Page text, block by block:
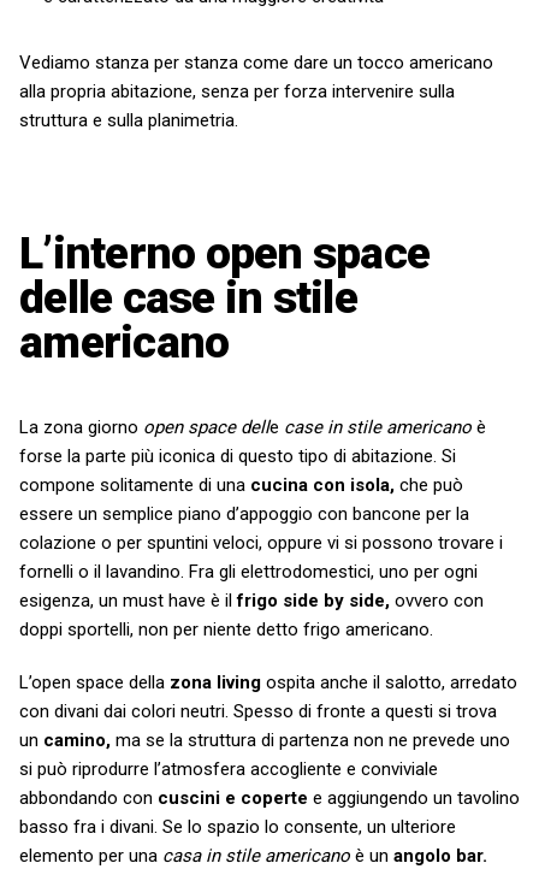
Vediamo stanza per stanza come dare un tocco americano
alla propria abitazione, senza per forza intervenire sulla
struttura e sulla planimetria.
L’interno open space
delle case in stile
americano
La zona giorno open space delle case in stile americano è
forse la parte più iconica di questo tipo di abitazione. Si
compone solitamente di una cucina con isola, che può
essere un semplice piano d’appoggio con bancone per la
colazione o per spuntini veloci, oppure vi si possono trovare i
fornelli o il lavandino. Fra gli elettrodomestici, uno per ogni
esigenza, un must have è ilfrigo side by side, ovvero con
doppi sportelli, non per niente detto frigo americano.
L’open space della zona living ospita anche il salotto, arredato
con divani dai colori neutri. Spesso di fronte a questi si trova
un camino, ma se la struttura di partenza non ne prevede uno
si può riprodurre l’atmosfera accogliente e conviviale
abbondando con cuscini e coperte e aggiungendo un tavolino
basso fra i divani. Se lo spazio lo consente, un ulteriore
elemento per una casa in stile americano è un angolo bar.